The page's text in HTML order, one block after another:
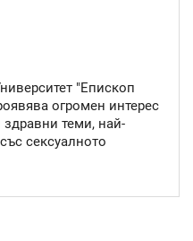
"Епископ
огромен интерес
теми, най-
сексуалното